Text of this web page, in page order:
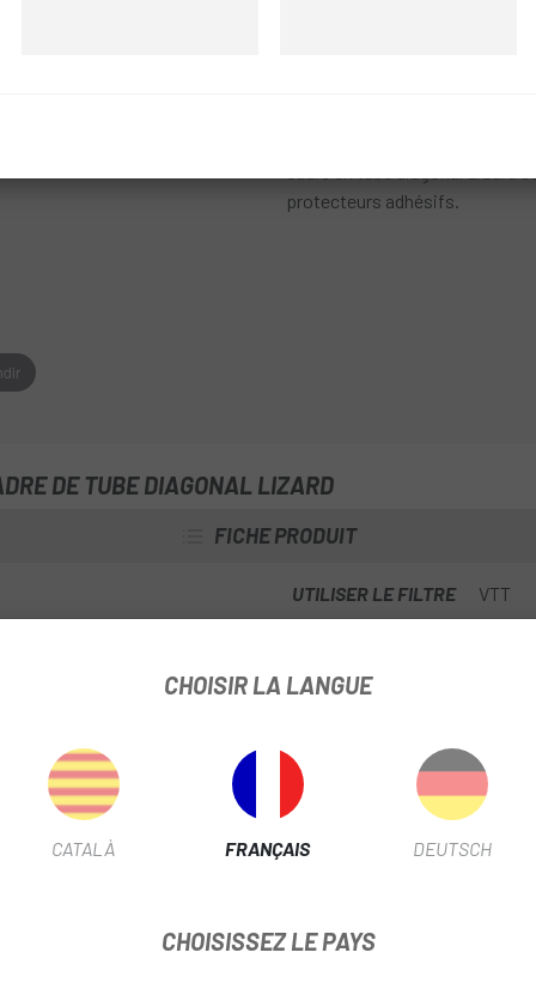
et avec Lizard,
protecteurs adhésifs.
DE TUBE DIAGONAL LIZARD
FICHE PRODUIT
UTILISER LE FILTRE VTT
INFORMATION PRODUIT
durabilité supérieure
pas.
CHOISIR LA LANGUE
CATALÀ FRANÇAIS DEUTSCH
CHOISISSEZ LE PAYS